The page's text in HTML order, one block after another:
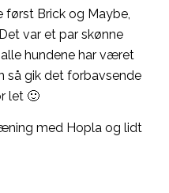
Brick og Maybe,
var et par skønne
hundene har været
gik det forbavsende
let 🙂
med Hopla og lidt